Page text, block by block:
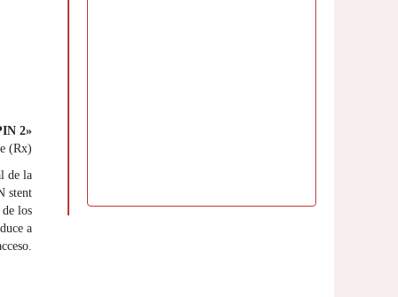
2»
(Rx)
de la
stent
los
a